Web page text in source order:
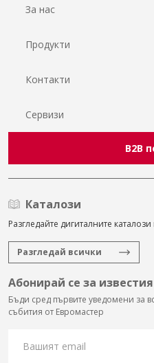
За нас
Продукти
Контакти
Сервизи
B2B
Каталози
Разгледайте дигиталните
Разгледай всички
Абонирай се за известия
Бъди сред първите уведомени за
събития от Евромастер